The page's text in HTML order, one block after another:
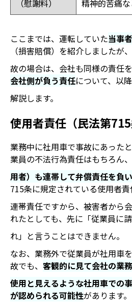
（慰謝料） 精神的苦痛
ここまでは、運転していた当事
（損害賠償）を紹介しましたが
故の場合は、会社も同様の責任
会社側が負う責任について、以
解説します。
使用者責任（民法第715
業務中に社用車で事故にあった
業員の不法行為責任はもちろん、
用者）も連帯して弁償責任を負
715条に規定されている使用者責
連帯責任ですから、被害者から
れたとしても、先に「従業員に
れ」と言うことはできません。
なお、業務外で従業員が社用車
故でも、 客観的に見て会社の業
使用と見えるような社用車での
が認められる可能性があります。